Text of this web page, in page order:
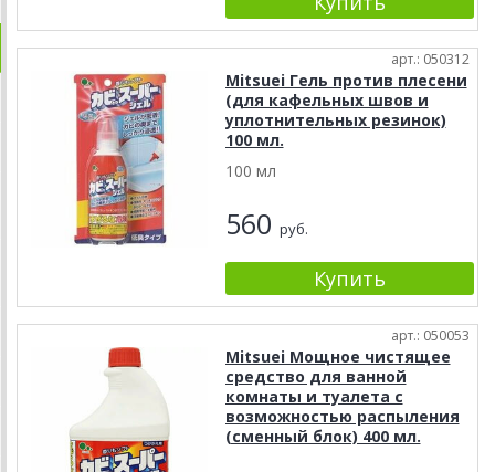
арт.: 050312
Mitsuei Гель против плесени
(для кафельных швов и
уплотнительных резинок)
100 мл.
100 мл
560 руб.
арт.: 050053
Mitsuei Мощное чистящее
средство для ванной
комнаты и туалета с
возможностью распыления
(сменный блок) 400 мл.